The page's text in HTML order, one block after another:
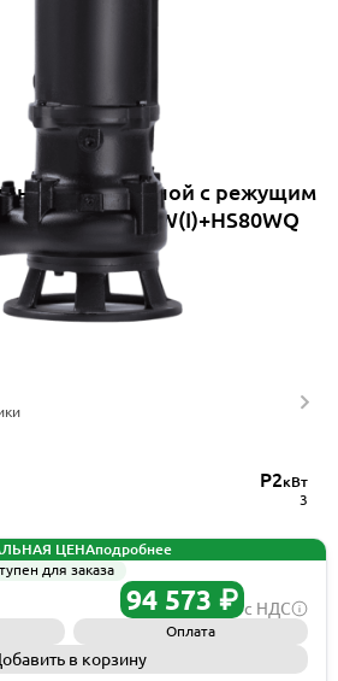
погружной с режущим
13-3ESW(I)+HS80WQ
P2кВт
3
ЦЕНАподробнее
для заказа
94 573 ₽ с НДС
Оплата
в корзину